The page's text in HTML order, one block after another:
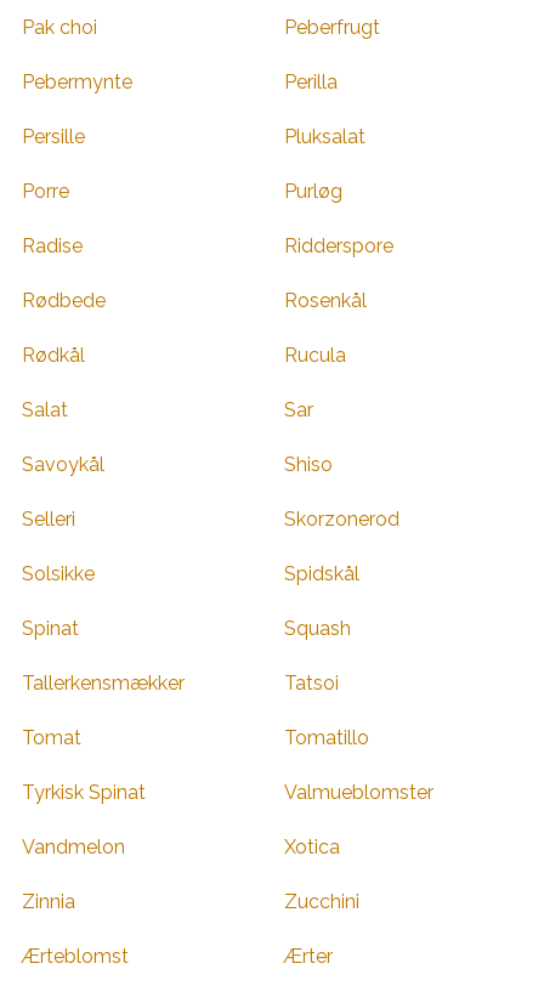
Pak choi Peberfrugt
Pebermynte Perilla
Persille Pluksalat
Porre Purløg
Radise Ridderspore
Rødbede Rosenkål
Rødkål Rucula
Salat Sar
Savoykål Shiso
Selleri Skorzonerod
Solsikke Spidskål
Spinat Squash
Tallerkensmækker Tatsoi
Tomat Tomatillo
Tyrkisk Spinat Valmueblomster
Vandmelon Xotica
Zinnia Zucchini
Ærteblomst Ærter